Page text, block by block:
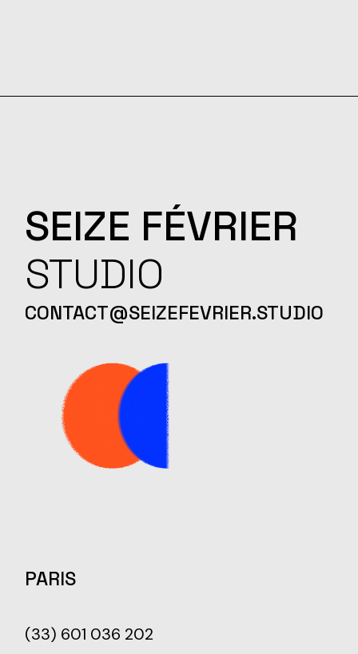
SEIZE FÉVRIER
STUDIO
CONTACT@SEIZEFEVRIER.STUDIO
PARIS
(33) 601 036 202